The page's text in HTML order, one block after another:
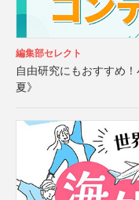
編集部セレクト
自由研究にもおすすめ
夏》